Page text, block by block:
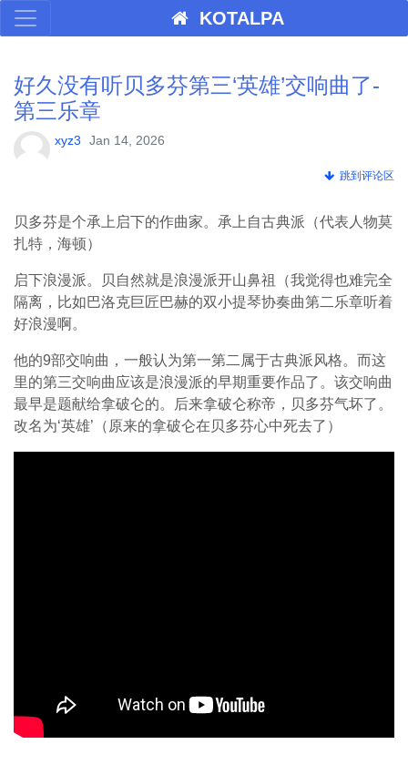
KOTALPA
好久没有听贝多芬第三‘英雄’交响曲了-
第三乐章
xyz3 Jan 14, 2026
跳到评论区
贝多芬是个承上启下的作曲家。承上自古典派（代表人物莫
扎特，海顿）
启下浪漫派。贝自然就是浪漫派开山鼻祖（我觉得也难完全
隔离，比如巴洛克巨匠巴赫的双小提琴协奏曲第二乐章听着
好浪漫啊。
他的9部交响曲，一般认为第一第二属于古典派风格。而这
里的第三交响曲应该是浪漫派的早期重要作品了。该交响曲
最早是题献给拿破仑的。后来拿破仑称帝，贝多芬气坏了。
改名为‘英雄’（原来的拿破仑在贝多芬心中死去了）